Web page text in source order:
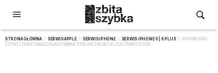
STRONA GŁÓWNA/ SERWIS APPLE/ SERWIS IPHONE/ SERWIS IPHONE 6 | 6 PLUS/ IPHONE IPAD
CZYSZCZENIE GNIAZDA ŁADOWANIA SYNCHRONIZACJI LIGHTNING DOCK